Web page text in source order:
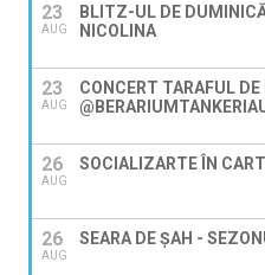
23
AUG
BLITZ-UL DE
NICOLINA
23
AUG
CONCERT TARAFUL
26
AUG
SOCIALIZARTE ÎN
26
AUG
SEARA DE ȘAH -